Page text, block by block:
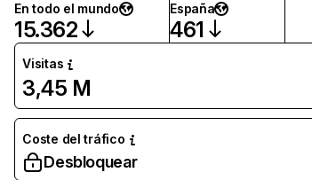
En todo el mundo
15.362
España
461
Visitas
3,45 M
Coste del tráfico
Desbloquear